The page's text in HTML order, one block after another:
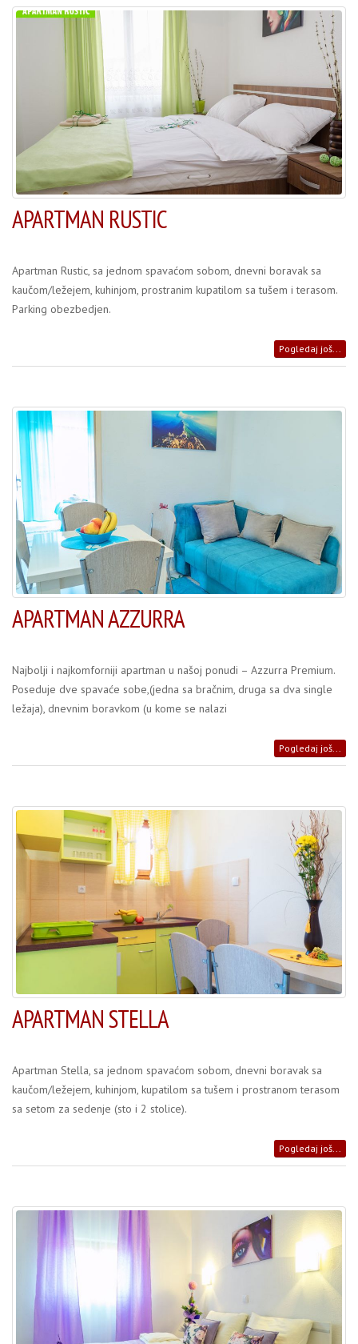
APARTMAN RUSTIC
Apartman Rustic, sa jednom spavaćom sobom, dnevni boravak sa
kaučom/ležejem, kuhinjom, prostranim kupatilom sa tušem i terasom.
Parking obezbedjen.
Pogledaj još...
APARTMAN AZZURRA
Najbolji i najkomforniji apartman u našoj ponudi – Azzurra Premium.
Poseduje dve spavaće sobe,(jedna sa bračnim, druga sa dva single
ležaja), dnevnim boravkom (u kome se nalazi
Pogledaj još...
APARTMAN STELLA
Apartman Stella, sa jednom spavaćom sobom, dnevni boravak sa
kaučom/ležejem, kuhinjom, kupatilom sa tušem i prostranom terasom
sa setom za sedenje (sto i 2 stolice).
Pogledaj još...